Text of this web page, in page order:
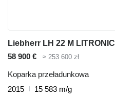
Liebherr LH 22 M LITRONIC
58 900 €
≈ 253 600 zł
Koparka przeładunkowa
2015
15 583 m/g